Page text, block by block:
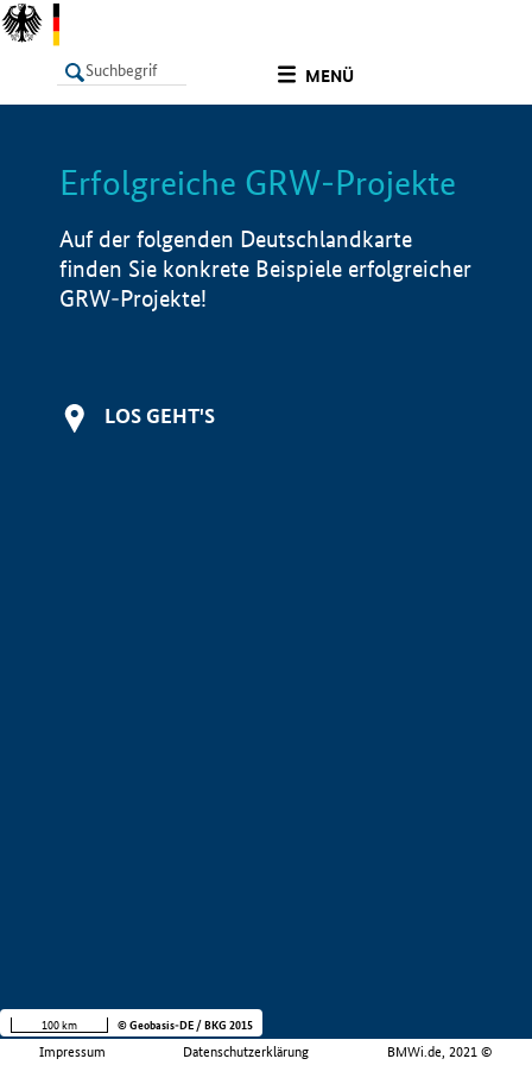
MENÜ
LISTE Info
Erfolgreiche GRW-Projekte
Auf der folgenden Deutschlandkarte
finden Sie konkrete Beispiele erfolgreicher
GRW-Projekte!
LOS GEHT'S
Impressum Datenschutzerklärung BMWi.de, 2021 ©
100 km © Geobasis-DE / BKG 2015